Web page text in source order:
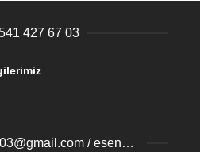
427 67 03
email: baskiciniz03@gmail.com / esenyurtbaski@gmail.com